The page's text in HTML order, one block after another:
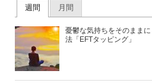
週間 月間
憂鬱な気持ちをそのまま
法「EFTタッピング」